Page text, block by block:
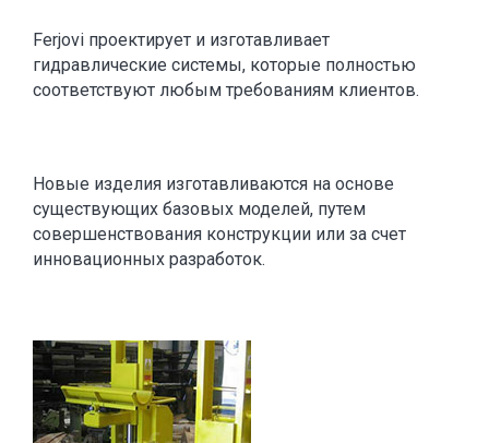
Ferjovi проектирует и изготавливает
гидравлические системы, которые полностью
соответствуют любым требованиям клиентов.
Новые изделия изготавливаются на основе
существующих базовых моделей, путем
совершенствования конструкции или за счет
инновационных разработок.